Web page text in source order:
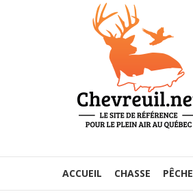
ACCUEIL CHASSE PÊCHE